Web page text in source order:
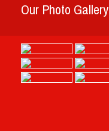
Our Photo Gallery